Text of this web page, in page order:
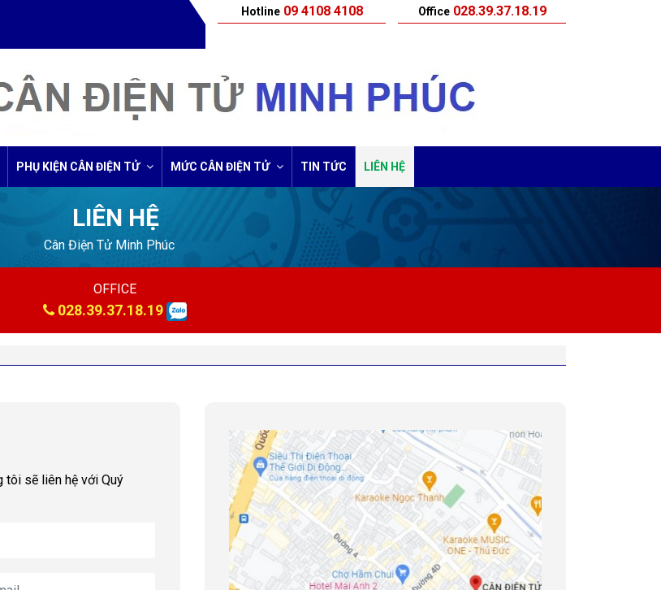
Hotline09 4108 4108 Office028.39.37.18.19
PHỤ KIỆN CÂN ĐIỆN TỬ MỨC CÂN ĐIỆN TỬ TIN TỨC LIÊN HỆ
LIÊN HỆ
Cân Điện Tử Minh Phúc
OFFICE
028.39.37.18.19
tôi sẽ liên hệ với Quý